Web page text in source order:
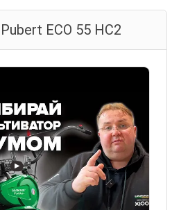
ECO 55 HC2
▶